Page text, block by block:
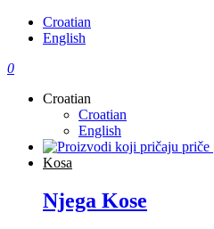
Croatian
English
0
Croatian
Croatian
English
Kosa
Njega Kose